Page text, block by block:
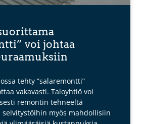
voi johtaa
tehty ”salaremontti”
vakavasti. Taloyhtiö voi
remontin tehneeltä
selvitystöihin myös mahdollisiin